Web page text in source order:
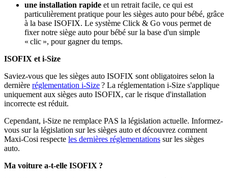
une installation rapide et un retrait facile, ce qui est
particulièrement pratique pour les sièges auto pour bébé, grâce
à la base ISOFIX. Le système Click & Go vous permet de
fixer notre siège auto pour bébé sur la base d'un simple
« clic », pour gagner du temps.
ISOFIX et i-Size
Saviez-vous que les sièges auto ISOFIX sont obligatoires selon la
dernière réglementation i-Size? La réglementation i-Size s'applique
uniquement aux sièges auto ISOFIX, car le risque d'installation
incorrecte est réduit.
Cependant, i-Size ne remplace PAS la législation actuelle. Informez-
vous sur la législation sur les sièges auto et découvrez comment
Maxi-Cosi respecte les dernières réglementations sur les sièges
auto.
Ma voiture a-t-elle ISOFIX ?